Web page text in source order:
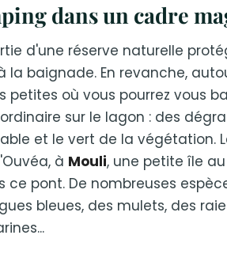
dans un cadre
d'une réserve naturelle
la baignade. En revanche,
petites où vous pourrez vous
sur le lagon : des
et le vert de la végétation.
à Mouli, une petite île
ce pont. De nombreuses
bleues, des mulets, des